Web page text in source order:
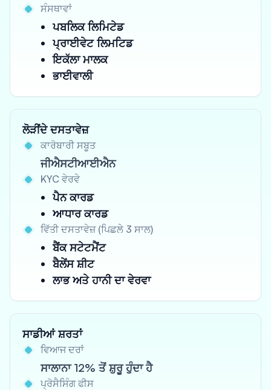
ਸੰਸਥਾਵਾਂ
ਪਬਲਿਕ ਲਿਮਿਟੇਡ
ਪ੍ਰਾਈਵੇਟ ਲਿਮਟਿਡ
ਇਕੱਲਾ ਮਾਲਕ
ਭਾਈਵਾਲੀ
ਲੋੜੀਂਦੇ ਦਸਤਾਵੇਜ਼
ਕਾਰੋਬਾਰੀ ਸਬੂਤ
ਜੀਐਸਟੀਆਈਐਨ
KYC ਵੇਰਵੇ
ਪੈਨ ਕਾਰਡ
ਆਧਾਰ ਕਾਰਡ
ਵਿੱਤੀ ਦਸਤਾਵੇਜ਼ (ਪਿਛਲੇ 3 ਸਾਲ)
ਬੈਂਕ ਸਟੇਟਮੈਂਟ
ਬੈਲੇਂਸ ਸ਼ੀਟ
ਲਾਭ ਅਤੇ ਹਾਨੀ ਦਾ ਵੇਰਵਾ
ਸਾਡੀਆਂ ਸ਼ਰਤਾਂ
ਵਿਆਜ ਦਰਾਂ
ਸਾਲਾਨਾ 12% ਤੋਂ ਸ਼ੁਰੂ ਹੁੰਦਾ ਹੈ
ਪ੍ਰੋਸੈਸਿੰਗ ਫੀਸ